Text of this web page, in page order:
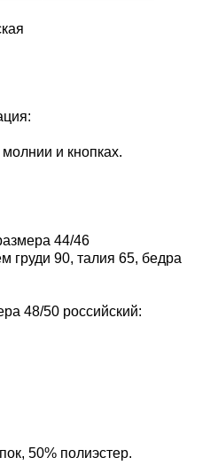
и кнопках.
44/46
груди 90, талия 65, бедра
48/50 российский:
50% полиэстер.